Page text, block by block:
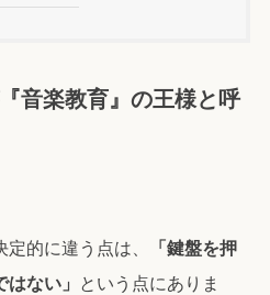
音楽教育』の王様と呼
的に違う点は、
「鍵盤を押
ない」
という点にありま